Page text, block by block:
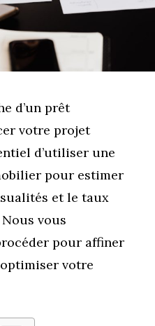
d’un prêt
votre projet
d’utiliser une
pour estimer
et le taux
vous
pour affiner
votre